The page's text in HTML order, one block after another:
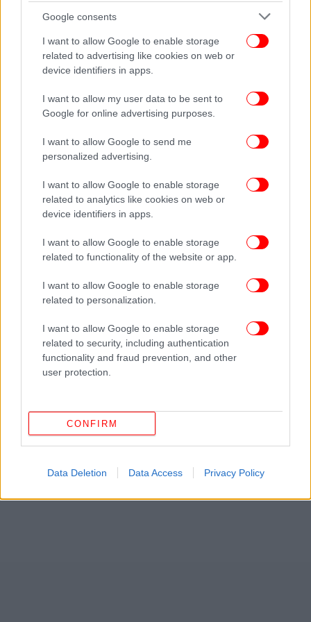
Google consents
I want to allow Google to enable storage
related to advertising like cookies on web or
device identifiers in apps.
I want to allow my user data to be sent to
Google for online advertising purposes.
I want to allow Google to send me
personalized advertising.
I want to allow Google to enable storage
related to analytics like cookies on web or
device identifiers in apps.
I want to allow Google to enable storage
related to functionality of the website or app.
I want to allow Google to enable storage
related to personalization.
I want to allow Google to enable storage
related to security, including authentication
functionality and fraud prevention, and other
user protection.
CONFIRM
Data Deletion Data Access Privacy Policy
ΔΕΙΤΕ ΕΠΙΣΗΣ